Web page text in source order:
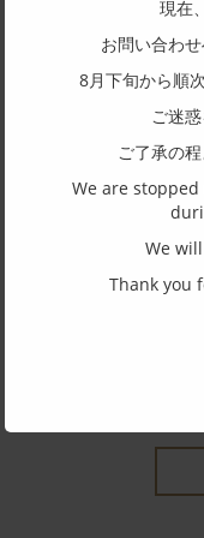
現在
お問い合わ
8月下旬から順
ご迷
ご了承の
We are
We
Thank you